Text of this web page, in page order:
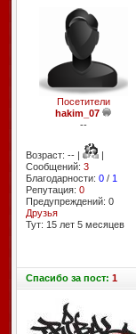
Посетители
hakim_07
--
Возраст: -- |
|
Сообщений: 3
Благодарности: 0/ 1
Репутация: 0
Предупреждений: 0
Друзья
Тут: 15 лет 5 месяцев
Спасибоза пост: 1